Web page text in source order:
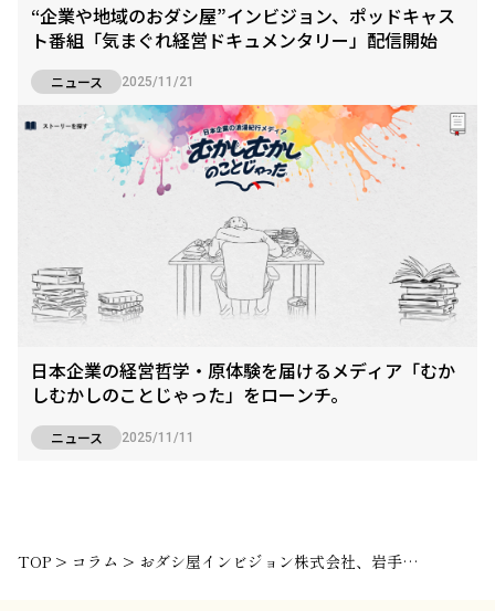
“企業や地域のおダシ屋”インビジョン、ポッドキャス
ト番組「気まぐれ経営ドキュメンタリー」配信開始
ニュース 2025/11/21
日本企業の経営哲学・原体験を届けるメディア「むか
しむかしのことじゃった」をローンチ。
ニュース 2025/11/11
TOP > コラム > おダシ屋インビジョン株式会社、岩手日報社と業務提携のお知らせ！